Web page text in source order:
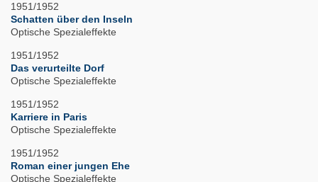
1951/1952
Schatten über den Inseln
Optische Spezialeffekte
1951/1952
Das verurteilte Dorf
Optische Spezialeffekte
1951/1952
Karriere in Paris
Optische Spezialeffekte
1951/1952
Roman einer jungen Ehe
Optische Spezialeffekte